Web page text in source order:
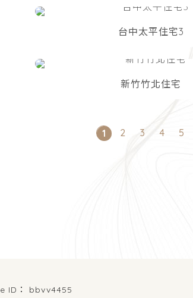
台中太平住宅3
新竹竹北住宅
1 2 3 4 5
bbvv4455